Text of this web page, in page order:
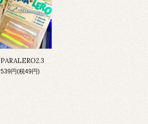
PARALERO2.3
539円(税49円)